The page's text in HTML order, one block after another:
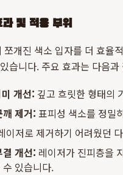
및 적용 부위
개진 색소 입자를 더 효율
습니다. 주요 효과는 다음과
개선: 깊고 흐릿한 형태의
제거: 표피성 색소를 정밀
이저로 제거하기 어려웠던
개선: 레이저가 진피층을
있습니다.